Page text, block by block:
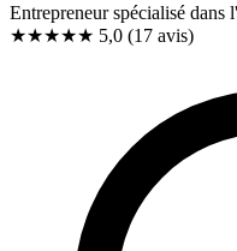
Entrepreneur spécialisé dans
★★★★★ 5,0 (17 avis)